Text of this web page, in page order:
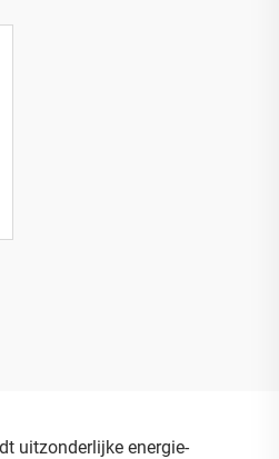
uitzonderlijke energie-